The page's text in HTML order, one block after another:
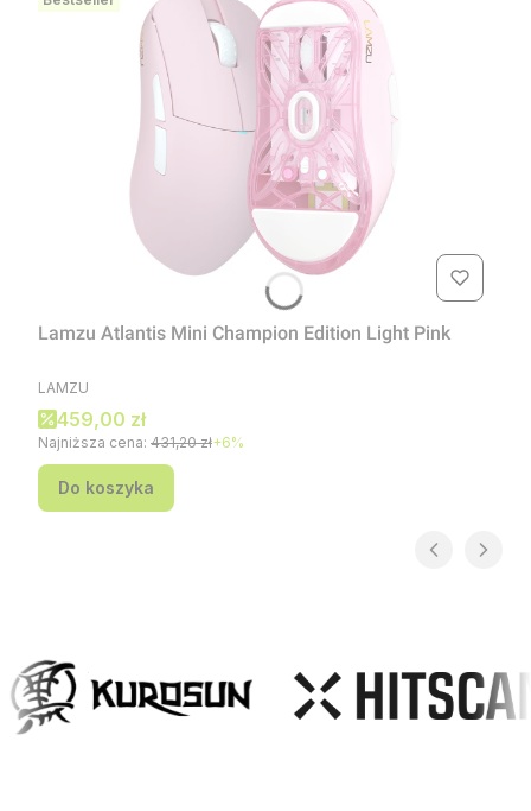
Lamzu Atlantis Mini Champion Edition Light Pink
PRODUCENT
LAMZU
Cena promocyjna
459,00 zł
Najniższa cena: 431,20 zł+6%
Do koszyka